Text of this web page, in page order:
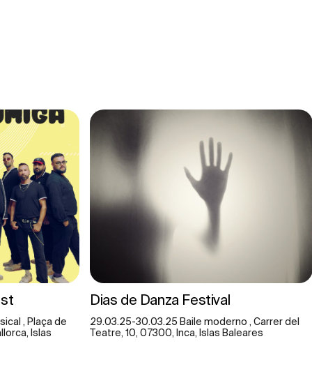
, Plaça de
Islas
Dias de Danza Festival
29.03.25-30.03.25 Baile moderno , Carrer del
Teatre, 10, 07300, Inca, Islas Baleares